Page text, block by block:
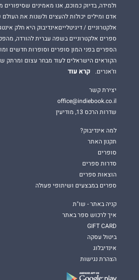
ולמידה, בדיוק כמוכם, אנו מאמינים
אדם ומילים יכולות להעצים ולשנות את
אלקטרוניים / דיגיטלייםאינדיבוק היא חלק
ספרים אלקטרוניים בשפה עברית להורדה,
הספרים בפני המון סופרים וסופרות חדשים
הקוראים הישראלים לעוד מבחר עצום ומרתק
וז'אנרים.
קרא עוד
יצירת קשר
office@indiebook.co.il
שדרות הרכס 13, מודיעין
למה אינדיבוק?
תקנון האתר
סופרים
סדרות ספרים
הוצאות ספרים
ספרים במבצעים ושיתופי פעולה
קניה באתר - שו"ת
איך לרכוש ספר באתר
GIFT CARD
ביטול עסקה
אינדיבלוג
הצהרת נגישות